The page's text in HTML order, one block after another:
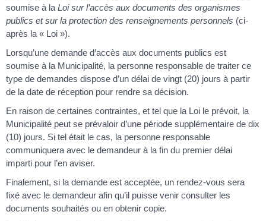
soumise à la Loi sur l’accès aux documents des organismes
publics et sur la protection des renseignements personnels (ci-
après la « Loi »).
Lorsqu’une demande d’accès aux documents publics est
soumise à la Municipalité, la personne responsable de traiter ce
type de demandes dispose d’un délai de vingt (20) jours à partir
de la date de réception pour rendre sa décision.
En raison de certaines contraintes, et tel que la Loi le prévoit, la
Municipalité peut se prévaloir d’une période supplémentaire de dix
(10) jours. Si tel était le cas, la personne responsable
communiquera avec le demandeur à la fin du premier délai
imparti pour l’en aviser.
Finalement, si la demande est acceptée, un rendez-vous sera
fixé avec le demandeur afin qu’il puisse venir consulter les
documents souhaités ou en obtenir copie.